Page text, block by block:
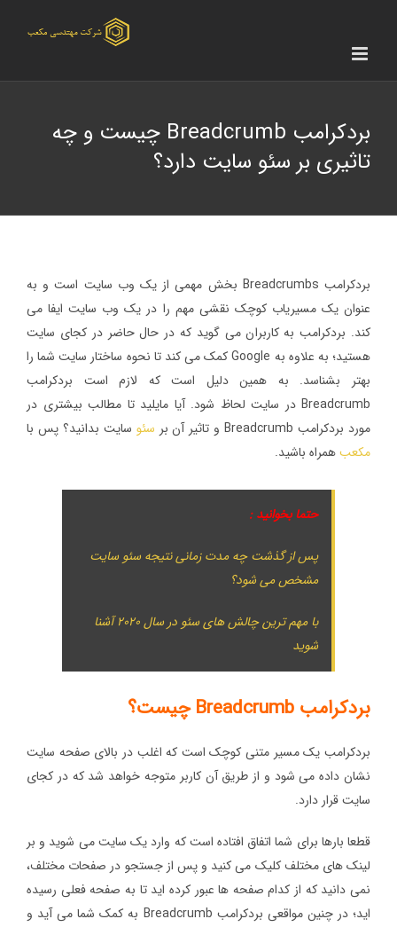
content
بردکرامب Breadcrumb چیست و چه
تاثیری بر سئو سایت دارد؟
بردکرامب Breadcrumbs بخش مهمی از یک وب سایت است و به
عنوان یک مسیریاب کوچک نقشی مهم را در یک وب سایت ایفا می
کند. بردکرامب به کاربران می گوید که در حال حاضر در کجای سایت
هستید؛ به علاوه به Google کمک می کند تا نحوه ساختار سایت شما را
بهتر بشناسد. به همین دلیل است که لازم است بردکرامب
Breadcrumb در سایت لحاظ شود. آیا مایلید تا مطالب بیشتری در
مورد بردکرامب Breadcrumb و تاثیر آن بر
سئو سایت بدانید؟ پس با
مکعبهمراه باشید.
حتما بخوانید :
پس از گذشت چه مدت زمانی نتیجه سئو سایت
مشخص می شود؟
با مهم ترین چالش های سئو در سال ۲۰۲۰ آشنا
شوید
بردکرامب Breadcrumb چیست؟
بردکرامب یک مسیر متنی کوچک است که اغلب در بالای صفحه سایت
نشان داده می شود و از طریق آن کاربر متوجه خواهد شد که در کجای
سایت قرار دارد.
قطعا بارها برای شما اتفاق افتاده است که وارد یک سایت می شوید و بر
لینک های مختلف کلیک می کنید و پس از جستجو در صفحات مختلف،
نمی دانید که از کدام صفحه ها عبور کرده اید تا به صفحه فعلی رسیده
اید؛ در چنین مواقعی بردکرامب Breadcrumb به کمک شما می آید و